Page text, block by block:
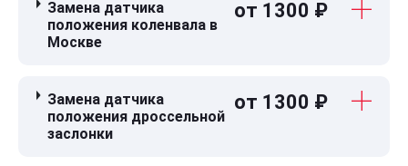
Замена датчика
положения коленвала в
Москве
от 1300 ₽
Замена датчика
положения дроссельной
заслонки
от 1300 ₽